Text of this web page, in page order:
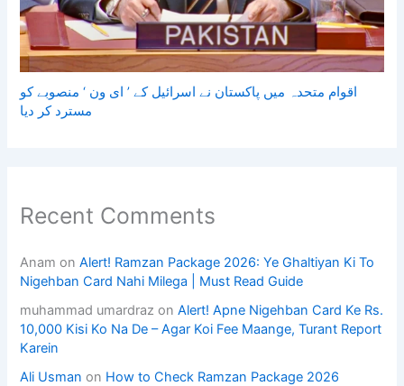
اقوام متحدہ میں پاکستان نے اسرائیل کے ’ ای ون ‘ منصوبے کو
مسترد کر دیا
Recent Comments
Anam onAlert! Ramzan Package 2026: Ye Ghaltiyan Ki To
Nigehban Card Nahi Milega | Must Read Guide
muhammad umardraz onAlert! Apne Nigehban Card Ke Rs.
10,000 Kisi Ko Na De – Agar Koi Fee Maange, Turant Report
Karein
Ali Usman on How to Check Ramzan Package 2026